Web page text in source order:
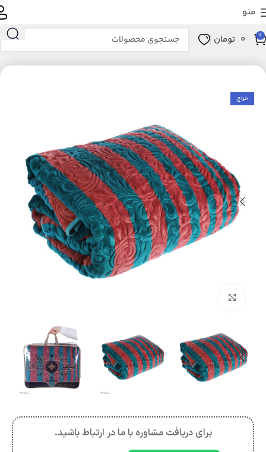
منو
0
0 تومان
خانه خانه و آشپزخانه خواب پتو
حراج
برای دریافت مشاوره با ما در ارتباط باشید.